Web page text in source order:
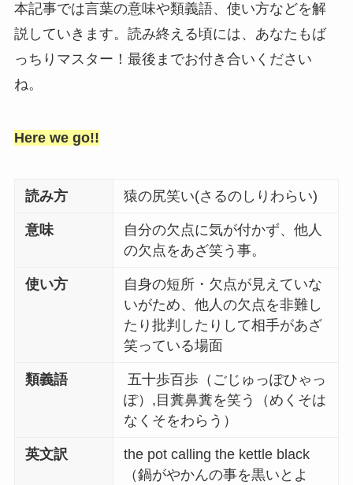
本記事では言葉の意味や類義語、使い方などを解
説していきます。読み終える頃には、あなたもば
っちりマスター！最後までお付き合いください
ね。
Here we go!!
読み方 猿の尻笑い(さるのしりわらい)
意味
自分の欠点に気が付かず、他人
の欠点をあざ笑う事。
使い方
自身の短所・欠点が見えていな
いがため、他人の欠点を非難し
たり批判したりして相手があざ
笑っている場面
類義語
五十歩百歩（ごじゅっぽひゃっ
ぽ）,目糞鼻糞を笑う（めくそは
なくそをわらう）
英文訳
the pot calling the kettle black
（鍋がやかんの事を黒いとよ